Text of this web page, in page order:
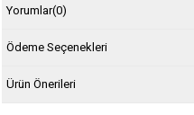
Yorumlar(0)
Ödeme Seçenekleri
Ürün Önerileri